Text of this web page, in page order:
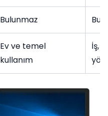
Bulunmaz
Ev ve temel
kullanım
İş,